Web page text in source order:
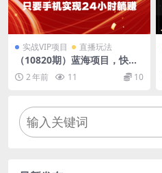
实战VIP项目 直播玩法
（10820期）蓝海项目，快手
无人播剧4.0最新玩法，一天收
益四位数，手机也能实现24…
2 年前 11 10